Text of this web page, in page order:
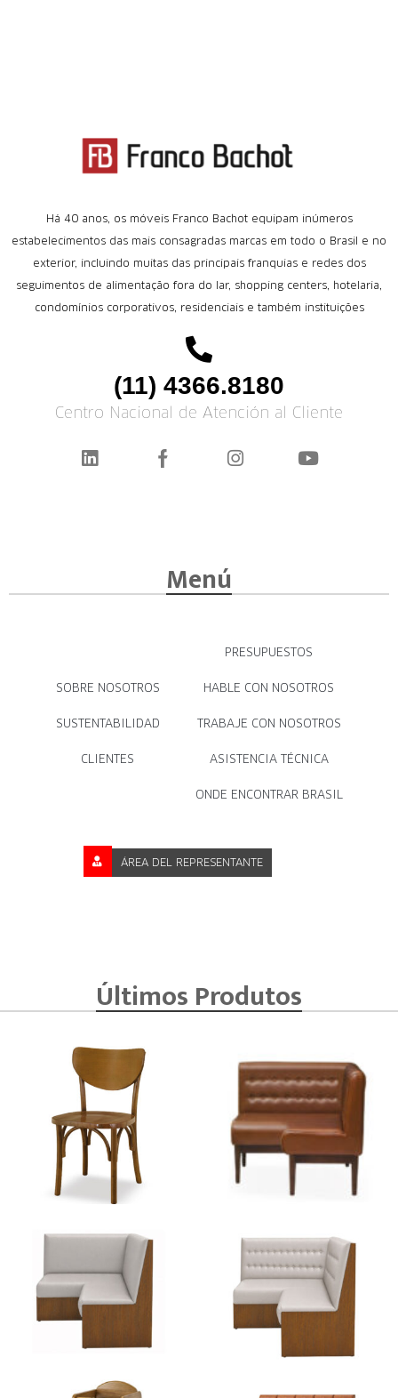
Há 40 anos, os móveis Franco Bachot equipam inúmeros
estabelecimentos das mais consagradas marcas em todo o Brasil e no
exterior, incluindo muitas das principais franquias e redes dos
seguimentos de alimentação fora do lar, shopping centers, hotelaria,
condomínios corporativos, residenciais e também instituições
(11) 4366.8180
Centro Nacional de Atención al Cliente
Menú
SOBRE NOSOTROS
SUSTENTABILIDAD
CLIENTES
PRESUPUESTOS
HABLE CON NOSOTROS
TRABAJE CON NOSOTROS
ASISTENCIA TÉCNICA
ONDE ENCONTRAR BRASIL
ÁREA DEL REPRESENTANTE
Últimos Produtos